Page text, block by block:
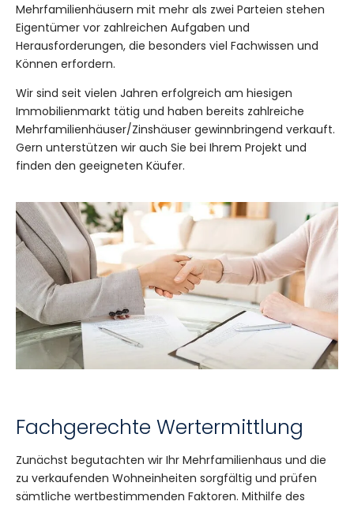
Mehrfamilienhäusern mit mehr als zwei Parteien stehen
Eigentümer vor zahlreichen Aufgaben und
Herausforderungen, die besonders viel Fachwissen und
Können erfordern.
Wir sind seit vielen Jahren erfolgreich am hiesigen
Immobilienmarkt tätig und haben bereits zahlreiche
Mehrfamilienhäuser/Zinshäuser gewinnbringend verkauft.
Gern unterstützen wir auch Sie bei Ihrem Projekt und
finden den geeigneten Käufer.
Fachgerechte Wertermittlung
Zunächst begutachten wir Ihr Mehrfamilienhaus und die
zu verkaufenden Wohneinheiten sorgfältig und prüfen
sämtliche wertbestimmenden Faktoren. Mithilfe des